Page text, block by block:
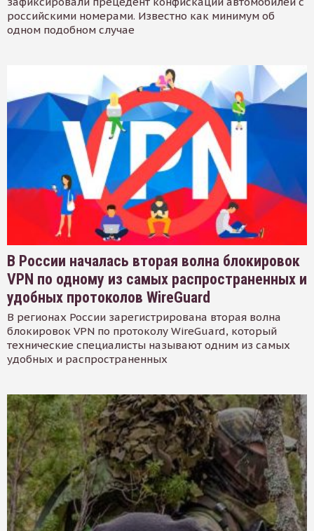
российскими номерами. Известно как минимум об
одном подобном случае
В России началась вторая волна блокировок
VPN по одному из самых распространенных и
удобных протоколов WireGuard
В регионах России зарегистрирована вторая волна
блокировок VPN по протоколу WireGuard, который
технические специалисты называют одним из самых
удобных и распространенных